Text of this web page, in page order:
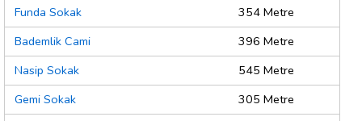
Funda Sokak
354 Metre
Bademlik Cami
396 Metre
Nasip Sokak
545 Metre
Gemi Sokak
305 Metre